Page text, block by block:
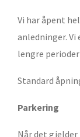
Vi har åpent
anledninger.
lengre
Standard
Parkering
Når det gjelder